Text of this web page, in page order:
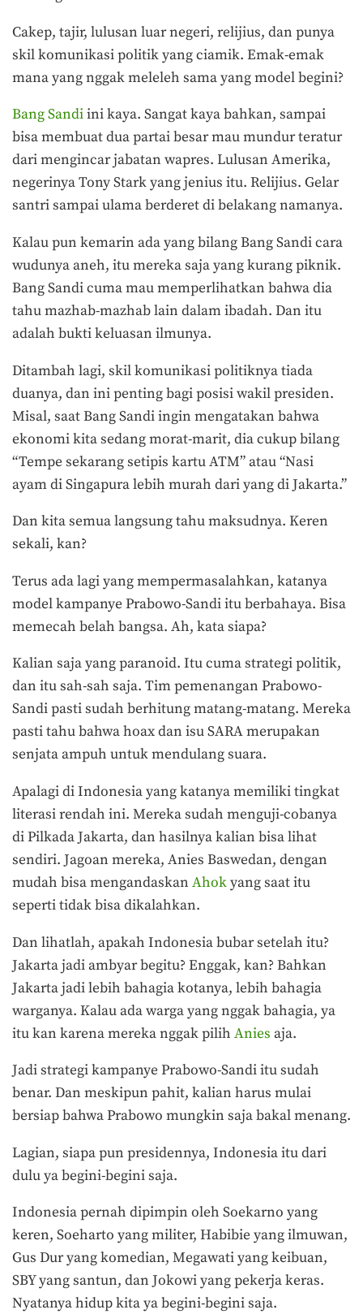
Cakep, tajir, lulusan luar negeri, relijius, dan punya
skil komunikasi politik yang ciamik. Emak-emak
mana yang nggak meleleh sama yang model begini?
Bang Sandiini kaya. Sangat kaya bahkan, sampai
bisa membuat dua partai besar mau mundur teratur
dari mengincar jabatan wapres. Lulusan Amerika,
negerinya Tony Stark yang jenius itu. Relijius. Gelar
santri sampai ulama berderet di belakang namanya.
Kalau pun kemarin ada yang bilang Bang Sandi cara
wudunya aneh, itu mereka saja yang kurang piknik.
Bang Sandi cuma mau memperlihatkan bahwa dia
tahu mazhab-mazhab lain dalam ibadah. Dan itu
adalah bukti keluasan ilmunya.
Ditambah lagi, skil komunikasi politiknya tiada
duanya, dan ini penting bagi posisi wakil presiden.
Misal, saat Bang Sandi ingin mengatakan bahwa
ekonomi kita sedang morat-marit, dia cukup bilang
“Tempe sekarang setipis kartu ATM” atau “Nasi
ayam di Singapura lebih murah dari yang di Jakarta.”
Dan kita semua langsung tahu maksudnya. Keren
sekali, kan?
Terus ada lagi yang mempermasalahkan, katanya
model kampanye Prabowo-Sandi itu berbahaya. Bisa
memecah belah bangsa. Ah, kata siapa?
Kalian saja yang paranoid. Itu cuma strategi politik,
dan itu sah-sah saja. Tim pemenangan Prabowo-
Sandi pasti sudah berhitung matang-matang. Mereka
pasti tahu bahwa hoax dan isu SARA merupakan
senjata ampuh untuk mendulang suara.
Apalagi di Indonesia yang katanya memiliki tingkat
literasi rendah ini. Mereka sudah menguji-cobanya
di Pilkada Jakarta, dan hasilnya kalian bisa lihat
sendiri. Jagoan mereka, Anies Baswedan, dengan
mudah bisa mengandaskan Ahokyang saat itu
seperti tidak bisa dikalahkan.
Dan lihatlah, apakah Indonesia bubar setelah itu?
Jakarta jadi ambyar begitu? Enggak, kan? Bahkan
Jakarta jadi lebih bahagia kotanya, lebih bahagia
warganya. Kalau ada warga yang nggak bahagia, ya
itu kan karena mereka nggak pilih Anies aja.
Jadi strategi kampanye Prabowo-Sandi itu sudah
benar. Dan meskipun pahit, kalian harus mulai
bersiap bahwa Prabowo mungkin saja bakal menang.
Lagian, siapa pun presidennya, Indonesia itu dari
dulu ya begini-begini saja.
Indonesia pernah dipimpin oleh Soekarno yang
keren, Soeharto yang militer, Habibie yang ilmuwan,
Gus Dur yang komedian, Megawati yang keibuan,
SBY yang santun, dan Jokowi yang pekerja keras.
Nyatanya hidup kita ya begini-begini saja.